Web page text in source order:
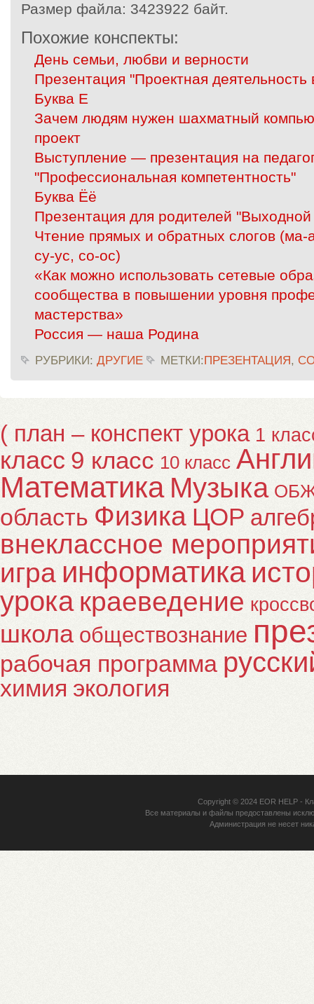
Размер файла: 3423922 байт.
Похожие конспекты:
День семьи, любви и верности
Презентация "Проектная
Буква Е
Зачем людям нужен шахматный
проект
Выступление — презентация на
"Профессиональная компетентность"
Буква Ёё
Презентация для родителей
Чтение прямых и обратных слогов
су-ус, со-ос)
«Как можно использовать сетевые
сообщества в повышении уровня
мастерства»
Россия — наша Родина
РУБРИКИ: ДРУГИЕ МЕТКИ:ПРЕЗЕНТАЦИЯ,
( план – конспект урока 1
класс 9 класс 10 класс
Математика Музыка
область Физика ЦОР
внеклассное
игра информатика
урока краеведение
школа обществознание
рабочая программа
химия экология
Copyright © 2024 EOR HELP-
Все материалы и файлы предоставлены
Администрация не несет